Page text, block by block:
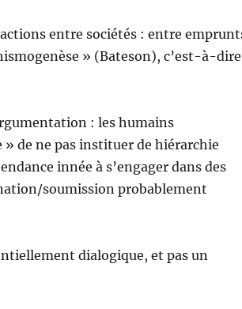
entre sociétés : entre
» (Bateson), c’est-à-dire
: les humains
de ne pas instituer de hiérarchie
innée à s’engager dans des
soumission probablement
dialogique, et pas un